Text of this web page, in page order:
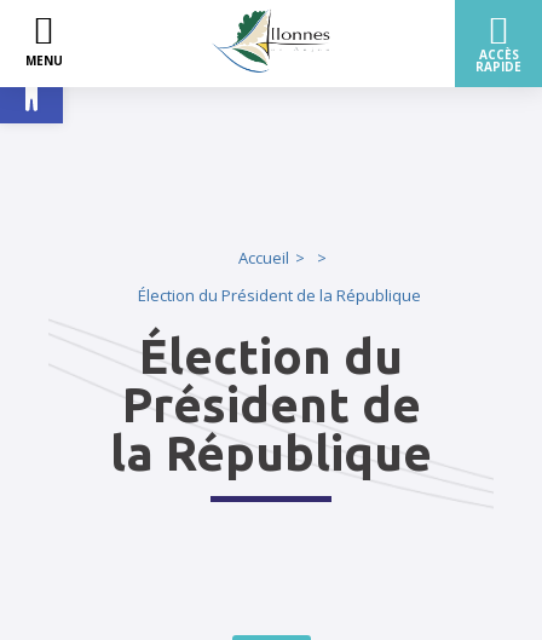
Ouvrir la barre d’outils
Accueil
Élection du Président de la République
Élection du
Président de
la République